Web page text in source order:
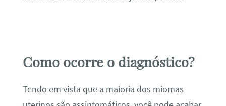
Como ocorre o diagnóstico?
Tendo em vista que a maioria dos miomas